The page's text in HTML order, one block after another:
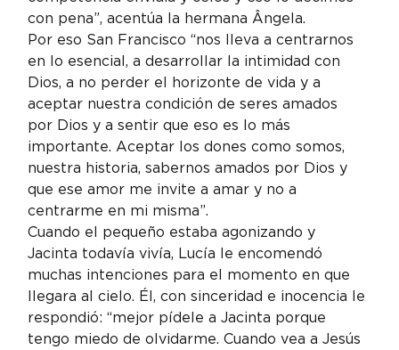
con pena”, acentúa la hermana Ângela.
Por eso San Francisco “nos lleva a centrarnos
en lo esencial, a desarrollar la intimidad con
Dios, a no perder el horizonte de vida y a
aceptar nuestra condición de seres amados
por Dios y a sentir que eso es lo más
importante. Aceptar los dones como somos,
nuestra historia, sabernos amados por Dios y
que ese amor me invite a amar y no a
centrarme en mi misma”.
Cuando el pequeño estaba agonizando y
Jacinta todavía vivía, Lucía le encomendó
muchas intenciones para el momento en que
llegara al cielo. Él, con sinceridad e inocencia le
respondió: “mejor pídele a Jacinta porque
tengo miedo de olvidarme. Cuando vea a Jesús